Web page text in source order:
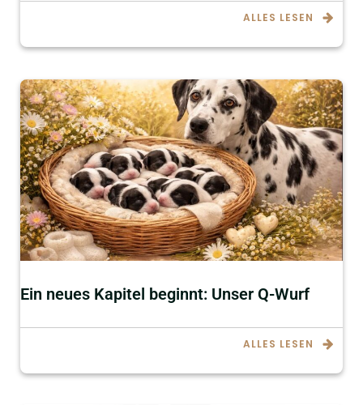
ALLES LESEN
Ein neues Kapitel beginnt: Unser Q-Wurf
ALLES LESEN